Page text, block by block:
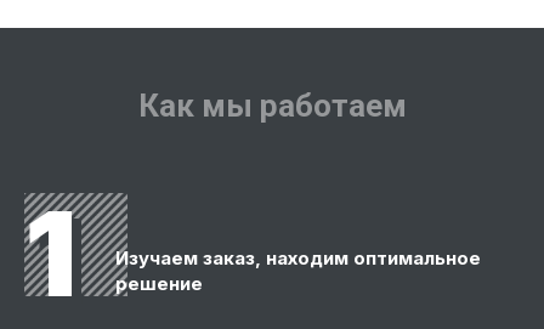
Как мы работаем
1
Изучаем заказ, находим оптимальное
решение